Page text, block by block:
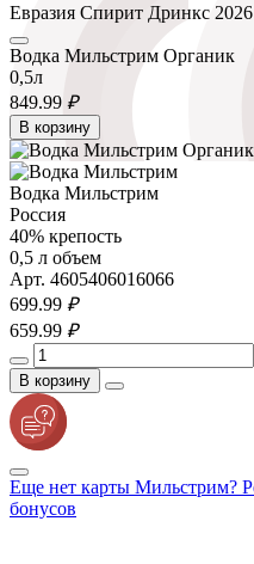
Евразия Спирит Дринкс 2026
Водка Мильстрим Органик
0,5л
849.99 ₽
В корзину
Водка Мильстрим
Россия
40% крепость
0,5 л объем
Арт. 4605406016066
699.99 ₽
659.99 ₽
В корзину
Еще нет карты Мильстрим?
бонусов